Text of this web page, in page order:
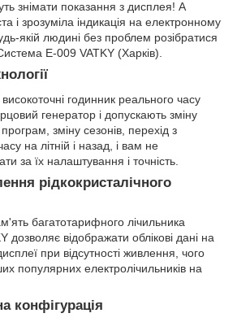
знімати показання з дисплея! А
і зрозуміла індикація на електронному
якій людині без проблем розібратися
Е-009 VATKY (Харків).
годинник реального часу
генератор і допускають зміну
зміну сезонів, перехід з
на літній і назад, і вам не
за їх налаштування і точність.
рідкокристалічного
багатотарифного лічильника
відображати облікові дані на
при відсутності живлення, чого
популярних електролічильників на
конфігурація